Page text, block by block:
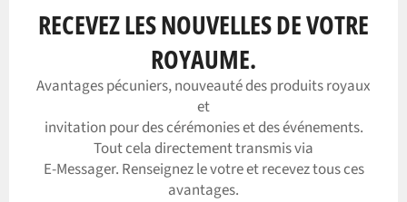
RECEVEZ LES NOUVELLES DE VOTRE
ROYAUME.
Avantages pécuniers, nouveauté des produits royaux
et
invitation pour des cérémonies et des événements.
Tout cela directement transmis via
E-Messager. Renseignez le votre et recevez tous ces
avantages.